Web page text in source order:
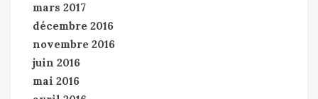
mars 2017
décembre 2016
novembre 2016
juin 2016
mai 2016